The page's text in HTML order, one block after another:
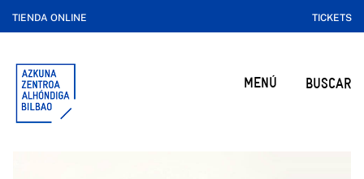
TIENDA ONLINE TICKETS
MENÚ BUSCAR